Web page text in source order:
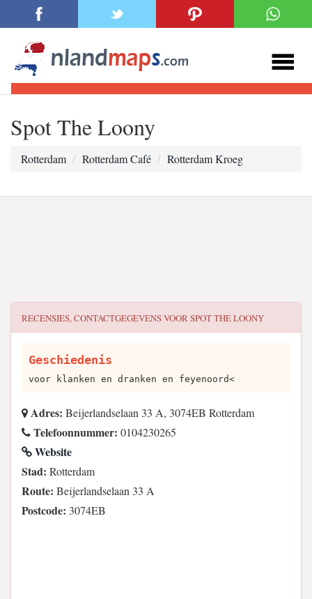
Spot The Loony
Rotterdam Rotterdam Café Rotterdam Kroeg
RECENSIES, CONTACTGEGEVENS VOORSPOT THE LOONY
Geschiedenis
voor klanken en dranken en feyenoord<
Adres: Beijerlandselaan 33 A, 3074EB Rotterdam
Telefoonnummer: 0104230265
Website
Stad: Rotterdam
Route: Beijerlandselaan 33 A
Postcode: 3074EB